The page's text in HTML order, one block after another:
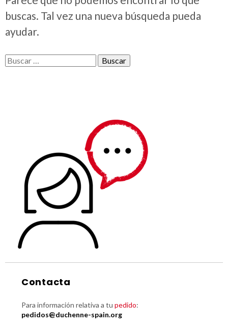
buscas. Tal vez una nueva búsqueda pueda
ayudar.
Contacta
Para información relativa a tu pedido:
pedidos@duchenne-spain.org